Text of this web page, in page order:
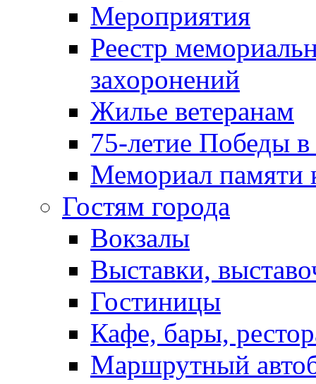
Мероприятия
Реестр
захоронений
Жилье ветеранам
75-летие Победы
Мемориал памяти
Гостям города
Вокзалы
Выставки,
Гостиницы
Кафе, бары,
Маршрутный